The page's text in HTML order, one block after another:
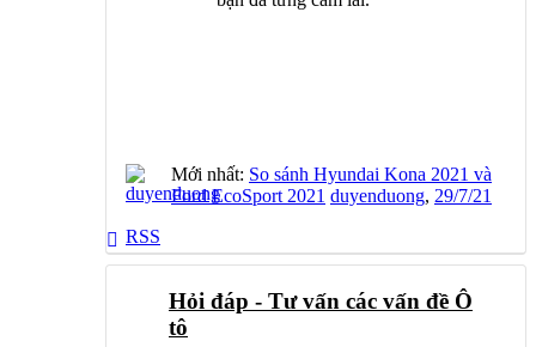
Mới nhất: So sánh Hyundai Kona 2021 và
Ford EcoSport 2021 duyenduong, 29/7/21
RSS
Hỏi đáp - Tư vấn các vấn đề Ô
tô